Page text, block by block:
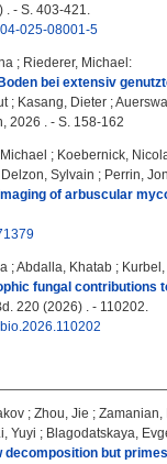
. - S. 403-421.
025-08001-5
; Riederer, Michael :
bei extensiv
; Kasang, Dieter ;
2026 . - S. 158-162
; Koebernick,
Delzon, Sylvain ; Perrin,
of arbuscular
;Abdalla, Khatab ;
fungal
220 (2026) . - 110202.
; Zhou, Jie ; Zamanian,
Yuyi ; Blagodatskaya,
but